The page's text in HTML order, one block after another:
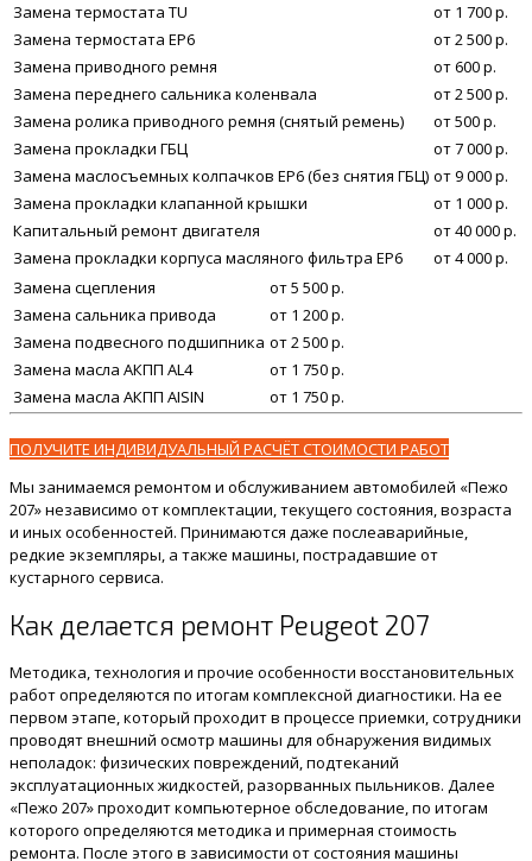
Замена термостата TU
от 1 700 р.
Замена термостата EP6
от 2 500 р.
Замена приводного ремня
от 600 р.
Замена переднего сальника коленвала
от 2 500 р.
Замена ролика приводного ремня (снятый ремень)
от 500 р.
Замена прокладки ГБЦ
от 7 000 р.
Замена маслосъемных колпачков ЕР6 (без снятия ГБЦ) от 9 000 р.
Замена прокладки клапанной крышки
от 1 000 р.
Капитальный ремонт двигателя
от 40 000 р.
Замена прокладки корпуса масляного фильтра ЕР6
от 4 000 р.
Замена сцепления
от 5 500 р.
Замена сальника привода
от 1 200 р.
Замена подвесного подшипника от 2 500 р.
Замена масла АКПП AL4
от 1 750 р.
Замена масла АКПП AISIN
от 1 750 р.
ПОЛУЧИТЕ ИНДИВИДУАЛЬНЫЙ РАСЧЁТ СТОИМОСТИ РАБОТ
Мы занимаемся ремонтом и обслуживанием автомобилей «Пежо
207» независимо от комплектации, текущего состояния, возраста
и иных особенностей. Принимаются даже послеаварийные,
редкие экземпляры, а также машины, пострадавшие от
кустарного сервиса.
Как делается ремонт Peugeot 207
Методика, технология и прочие особенности восстановительных
работ определяются по итогам комплексной диагностики. На ее
первом этапе, который проходит в процессе приемки, сотрудники
проводят внешний осмотр машины для обнаружения видимых
неполадок: физических повреждений, подтеканий
эксплуатационных жидкостей, разорванных пыльников. Далее
«Пежо 207» проходит компьютерное обследование, по итогам
которого определяются методика и примерная стоимость
ремонта. После этого в зависимости от состояния машины